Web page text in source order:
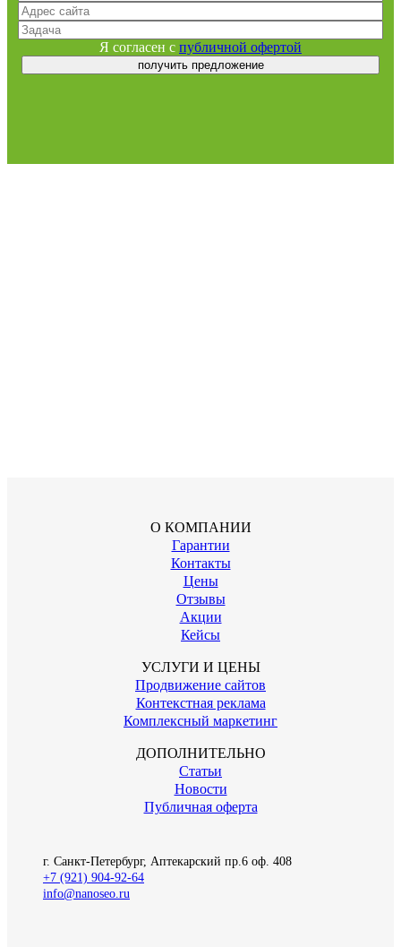
Я согласен с публичной офертой
получить предложение
О КОМПАНИИ
Гарантии
Контакты
Цены
Отзывы
Акции
Кейсы
УСЛУГИ И ЦЕНЫ
Продвижение сайтов
Контекстная реклама
Комплексный маркетинг
ДОПОЛНИТЕЛЬНО
Статьи
Новости
Публичная оферта
г. Санкт-Петербург, Аптекарский пр.6 оф. 408
+7 (921) 904-92-64
info@nanoseo.ru